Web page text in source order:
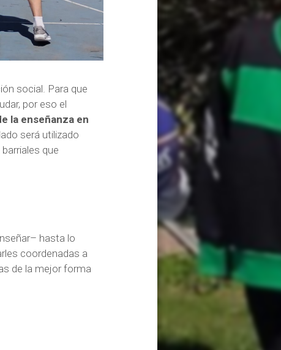
social. Para que
por eso el
la enseñanza en
será utilizado
que
hasta lo
coordenadas a
de la mejor forma